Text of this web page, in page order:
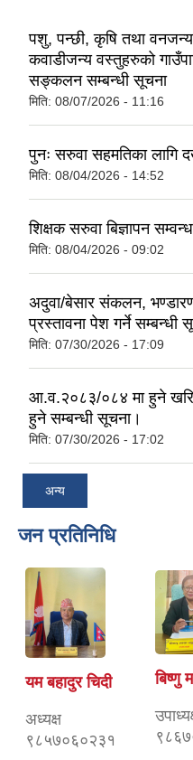
पशु, पन्छी, कृषि तथा
कवाडीजन्य वस्तुहरुको
सङ्कलन सम्बन्धी सूचना
मिति: 08/07/2026 - 11:16
पुनः सरुवा सहमतिका लागि
मिति: 08/04/2026 - 14:52
शिक्षक सरुवा बिज्ञापन
मिति: 08/04/2026 - 09:02
अदुवा/बेसार संकलन,
प्रस्तावना पेश गर्ने सम्बन्धी
मिति: 07/30/2026 - 17:09
आ.व.२०८३/०८४ मा हुने
हुने सम्बन्धी सूचना।
मिति: 07/30/2026 - 17:02
अन्य
जन प्रतिनिधि
यम बहादुर चिदी
अध्यक्ष
९८५७०६०२३१
बिष्णु